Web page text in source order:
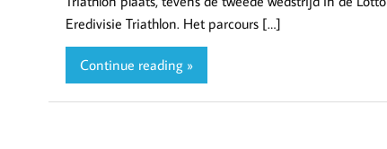
Eredivisie Triathlon. Het parcours […]
Continue reading »